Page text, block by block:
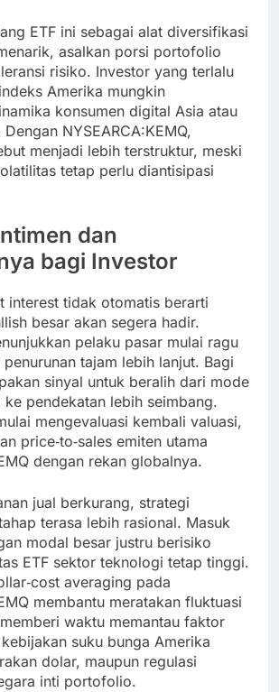
ETF ini sebagai alat diversifikasi
asalkan porsi portofolio
risiko. Investor yang terlalu
Amerika mungkin
konsumen digital Asia atau
NYSEARCA:KEMQ,
menjadi lebih terstruktur, meski
tetap perlu diantisipasi
dan
bagi Investor
interest tidak otomatis berarti
besar akan segera hadir.
pelaku pasar mulai ragu
tajam lebih lanjut. Bagi
sinyal untuk beralih dari mode
pendekatan lebih seimbang.
mengevaluasi kembali valuasi,
price‑to‑sales emiten utama
dengan rekan globalnya.
jual berkurang, strategi
terasa lebih rasional. Masuk
modal besar justru berisiko
ETF sektor teknologi tetap tinggi.
averaging pada
membantu meratakan fluktuasi
waktu memantau faktor
suku bunga Amerika
dolar, maupun regulasi
inti portofolio.